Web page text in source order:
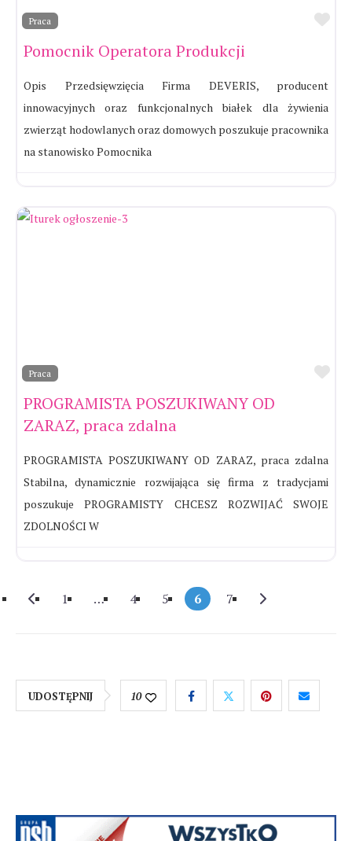
Praca
Pomocnik Operatora Produkcji
Opis Przedsięwzięcia Firma DEVERIS, producent
innowacyjnych oraz funkcjonalnych białek dla żywienia
zwierząt hodowlanych oraz domowych poszukuje pracownika
na stanowisko Pomocnika
Praca
PROGRAMISTA POSZUKIWANY OD
ZARAZ, praca zdalna
PROGRAMISTA POSZUKIWANY OD ZARAZ, praca zdalna
Stabilna, dynamicznie rozwijająca się firma z tradycjami
poszukuje PROGRAMISTY CHCESZ ROZWIJAĆ SWOJE
ZDOLNOŚCI W
Newer posts
1 … 4 5 6 7 Older posts
UDOSTĘPNIJ 10